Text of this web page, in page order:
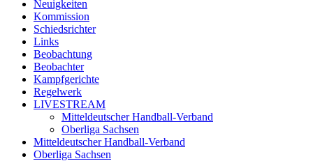
Neuigkeiten
Kommission
Schiedsrichter
Links
Beobachtung
Beobachter
Kampfgerichte
Regelwerk
LIVESTREAM
Mitteldeutscher Handball-Verband
Oberliga Sachsen
Mitteldeutscher Handball-Verband
Oberliga Sachsen